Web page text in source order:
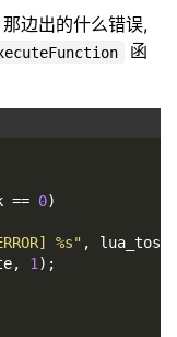
边出的什么错误,
函
== 0)
%s" ,
1